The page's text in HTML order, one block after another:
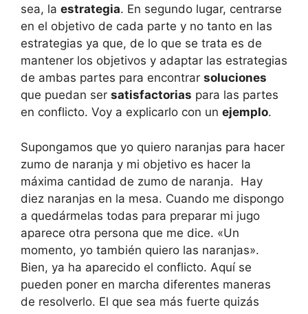
sea, la estrategia. En segundo lugar, centrarse
en el objetivo de cada parte y no tanto en las
estrategias ya que, de lo que se trata es de
mantener los objetivos y adaptar las estrategias
de ambas partes para encontrar soluciones
que puedan ser satisfactorias para las partes
en conflicto. Voy a explicarlo con un ejemplo.
Supongamos que yo quiero naranjas para hacer
zumo de naranja y mi objetivo es hacer la
máxima cantidad de zumo de naranja. Hay
diez naranjas en la mesa. Cuando me dispongo
a quedármelas todas para preparar mi jugo
aparece otra persona que me dice. «Un
momento, yo también quiero las naranjas».
Bien, ya ha aparecido el conflicto. Aquí se
pueden poner en marcha diferentes maneras
de resolverlo. El que sea más fuerte quizás